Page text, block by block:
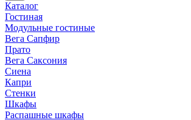
Каталог
Гостиная
Модульные гостиные
Вега Сапфир
Прато
Вега Саксония
Сиена
Капри
Стенки
Шкафы
Распашные шкафы